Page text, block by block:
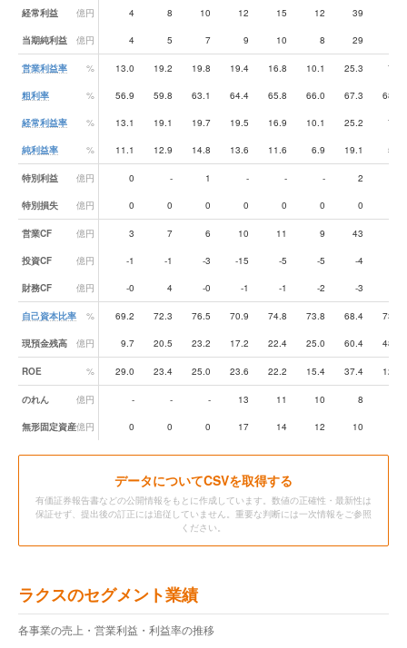
経常利益 億円 4 8 10 12 15 12 39
当期純利益 億円 4 5 7 9 10 8 29
営業利益率 % 13.0 19.2 19.8 19.4 16.8 10.1 25.3 7.6
粗利率 % 56.9 59.8 63.1 64.4 65.8 66.0 67.3 68.0
経常利益率 % 13.1 19.1 19.7 19.5 16.9 10.1 25.2 7.7
純利益率 % 11.1 12.9 14.8 13.6 11.6 6.9 19.1 5.2
特別利益 億円 0 - 1 - - - 2
特別損失 億円 0 0 0 0 0 0 0
営業CF 億円 3 7 6 10 11 9 43
投資CF 億円 -1 -1 -3 -15 -5 -5 -4
財務CF 億円 -0 4 -0 -1 -1 -2 -3
自己資本比率 % 69.2 72.3 76.5 70.9 74.8 73.8 68.4 73.6
現預金残高 億円 9.7 20.5 23.2 17.2 22.4 25.0 60.4 48.6
ROE % 29.0 23.4 25.0 23.6 22.2 15.4 37.4 12.5
のれん 億円 - - - 13 11 10 8
無形固定資産億円 0 0 0 17 14 12 10
データについてCSVを取得する
有価証券報告書などの公開情報をもとに作成しています。数値の正確性・最新性は
保証せず、提出後の訂正には追従していません。重要な判断には一次情報をご参照
ください。
ラクスのセグメント業績
各事業の売上・営業利益・利益率の推移